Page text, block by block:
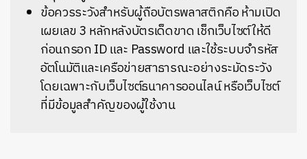
ข้อควรระวังสำหรับผู้ถือบัตรพลาสติกคือ ห้ามเปิด
เผยเลข 3 หลักหลังบัตรเด็ดขาด เช็กเว็บไซต์ให้ดี
ก่อนกรอก ID และ Password และใช้ระบบจำรหัส
อัตโนมัติและเครือข่ายสาธารณะอย่างระมัดระวัง
โดยเฉพาะกับเว็บไซต์ธนาคารออนไลน์ หรือเว็บไซต์
ที่มีข้อมูลสำคัญของผู้ใช้งาน